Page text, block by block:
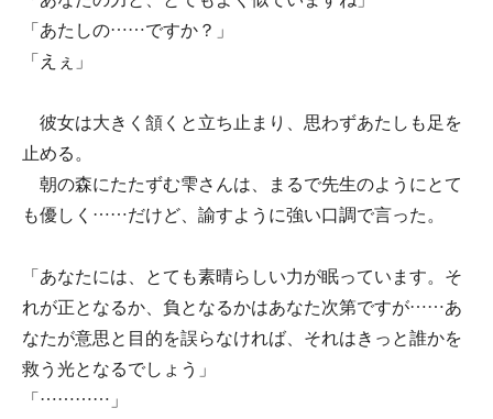
「あたしの……ですか？」
「えぇ」
彼女は大きく頷くと立ち止まり、思わずあたしも足を
止める。
朝の森にたたずむ雫さんは、まるで先生のようにとて
も優しく……だけど、諭すように強い口調で言った。
「あなたには、とても素晴らしい力が眠っています。そ
れが正となるか、負となるかはあなた次第ですが……あ
なたが意思と目的を誤らなければ、それはきっと誰かを
救う光となるでしょう」
「…………」